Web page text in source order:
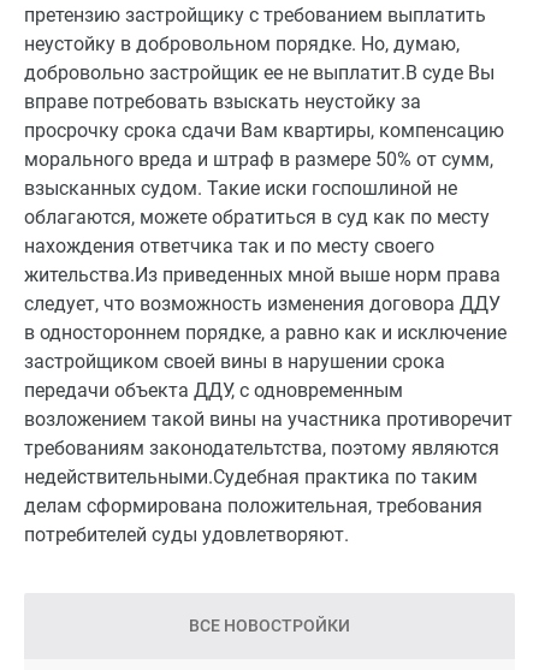
претензию застройщику с требованием выплатить
неустойку в добровольном порядке. Но, думаю,
добровольно застройщик ее не выплатит.В суде Вы
вправе потребовать взыскать неустойку за
просрочку срока сдачи Вам квартиры, компенсацию
морального вреда и штраф в размере 50% от сумм,
взысканных судом. Такие иски госпошлиной не
облагаются, можете обратиться в суд как по месту
нахождения ответчика так и по месту своего
жительства.Из приведенных мной выше норм права
следует, что возможность изменения договора ДДУ
в одностороннем порядке, а равно как и исключение
застройщиком своей вины в нарушении срока
передачи объекта ДДУ, с одновременным
возложением такой вины на участника противоречит
требованиям законодательтства, поэтому являются
недействительными.Судебная практика по таким
делам сформирована положительная, требования
потребителей суды удовлетворяют.
ВСЕ НОВОСТРОЙКИ